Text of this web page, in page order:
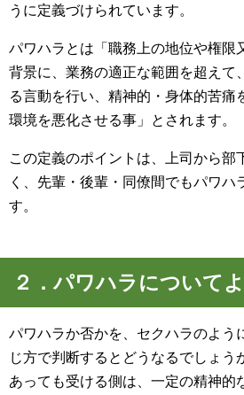
うに定義づけられています。
パワハラとは「職務上の地位や権限
背景に、業務の適正な範囲を超えて
る言動を行い、精神的・身体的苦痛
環境を悪化させる事」とされます。
この定義のポイントは、上司から部
く、先輩・後輩・同僚間でもパワハ
す。
２．パワハラについて
パワハラか否かを、セクハラのよう
じ方で判断するとどうなるでしょう
あっても受ける側は、一定の精神的